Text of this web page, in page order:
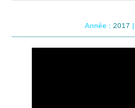
Année : 2017